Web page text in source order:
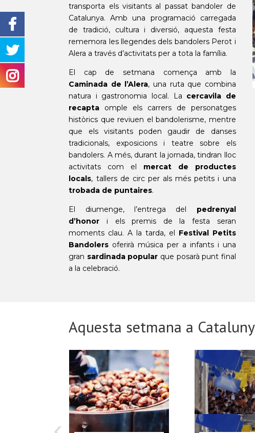
transporta els visitants al passat bandoler de
Catalunya. Amb una programació carregada
de tradició, cultura i diversió, aquesta festa
rememora les llegendes dels bandolers Perot i
Alera a través d’activitats per a tota la família.
El cap de setmana comença amb la
Caminada de l’Alera, una ruta que combina
natura i gastronomia local. La cercavila de
recapta omple els carrers de personatges
històrics que reviuen el bandolerisme, mentre
que els visitants poden gaudir de danses
tradicionals, exposicions i teatre sobre els
bandolers. A més, durant la jornada, tindran lloc
activitats com el mercat de productes
locals, tallers de circ per als més petits i una
trobada de puntaires.
El diumenge, l’entrega del pedrenyal
d’honor i els premis de la festa seran
moments clau. A la tarda, el Festival Petits
Bandolers oferirà música per a infants i una
gran sardinada popular que posarà punt final
a la celebració.
Aquesta setmana a